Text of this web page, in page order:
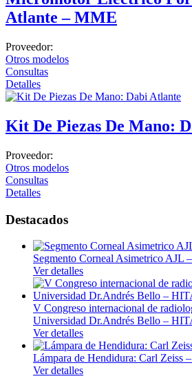
Atlante – MME
Proveedor:
Otros modelos
Consultas
Detalles
Kit De Piezas De Mano:
Proveedor:
Otros modelos
Consultas
Detalles
Destacados
Segmento Corneal Asimetrico AJL
Ver detalles
V Congreso internacional de
Universidad Dr.Andrés Bello –
Ver detalles
Lámpara de Hendidura: Carl Zeiss
Ver detalles